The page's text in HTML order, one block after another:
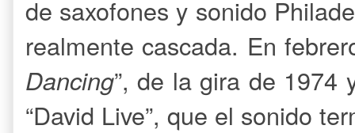
de saxofones y sonido
realmente cascada. En
Dancing”, de la gira de 1974
“David Live”, que el sonido